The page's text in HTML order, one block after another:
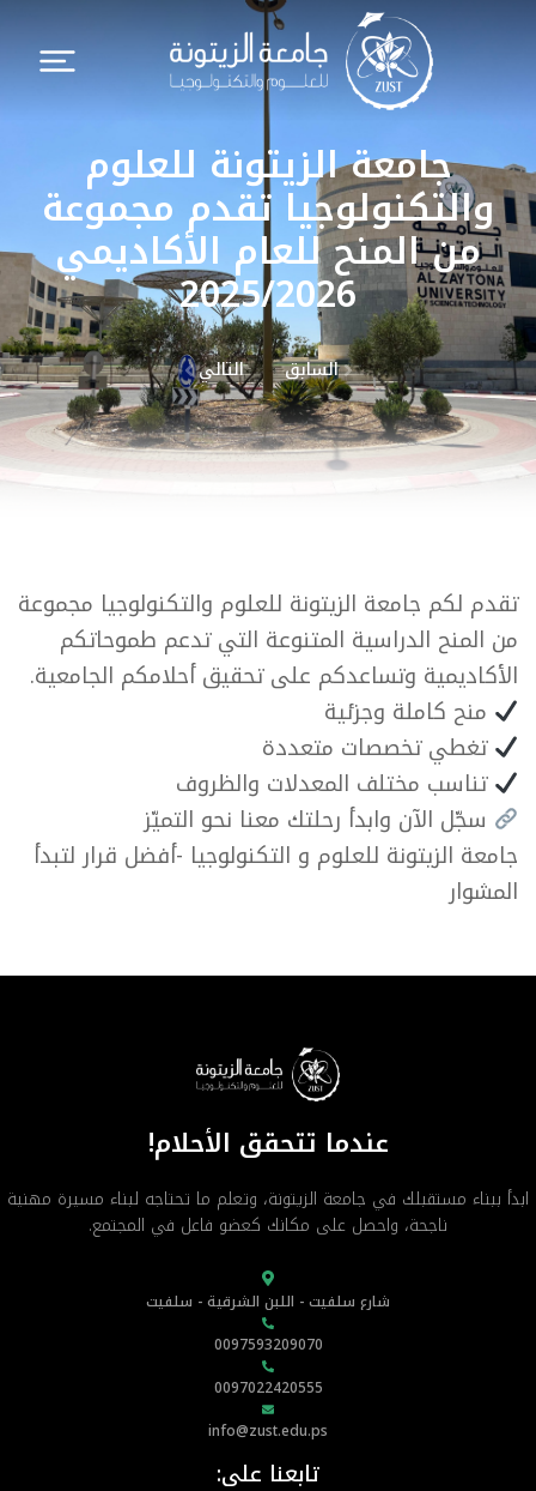
جامعة الزيتونة للعلوم
والتكنولوجيا تقدم مجموعة
من المنح للعام الأكاديمي
2025/2026
السابق التالي
تقدم لكم جامعة الزيتونة للعلوم والتكنولوجيا مجموعة
من المنح الدراسية المتنوعة التي تدعم طموحاتكم
الأكاديمية وتساعدكم على تحقيق أحلامكم الجامعية.
منح كاملة وجزئية
تغطي تخصصات متعددة
تناسب مختلف المعدلات والظروف
سجّل الآن وابدأ رحلتك معنا نحو التميّز
جامعة الزيتونة للعلوم و التكنولوجيا -أفضل قرار لتبدأ
المشوار
عندما تتحقق الأحلام!
ابدأ ببناء مستقبلك في جامعة الزيتونة، وتعلم ما تحتاجه لبناء مسيرة مهنية
ناجحة، واحصل على مكانك كعضو فاعل في المجتمع.
شارع سلفيت - اللبن الشرقية - سلفيت
0097593209070
0097022420555
info@zust.edu.ps
تابعنا على: